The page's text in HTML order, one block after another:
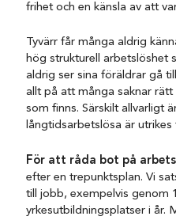
frihet och en känsla av att
Tyvärr får många aldrig
hög strukturell arbetslöshet
aldrig ser sina föräldrar gå
allt på att många saknar
som finns. Särskilt allvarligt
långtidsarbetslösa är utrikes
För att råda bot på
efter en trepunktsplan. Vi
till jobb, exempelvis genom
yrkesutbildningsplatser i år.